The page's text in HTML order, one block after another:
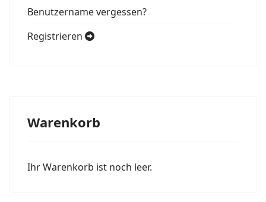
Benutzername vergessen?
Registrieren
Warenkorb
Ihr Warenkorb ist noch leer.